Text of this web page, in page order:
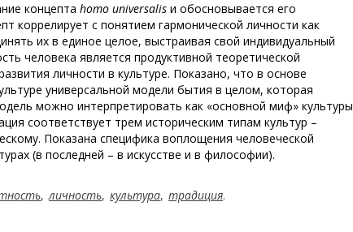
концепта homo universalis и обосновывается его
коррелирует с понятием гармонической личности как
их в единое целое, выстраивая свой индивидуальный
человека является продуктивной теоретической
личности в культуре. Показано, что в основе
универсальной модели бытия в целом, которая
можно интерпретировать как «основной миф» культуры
соответствует трем историческим типам культур –
Показана специфика воплощения человеческой
(в последней – в искусстве и в философии).
, личность, культура, традиция.